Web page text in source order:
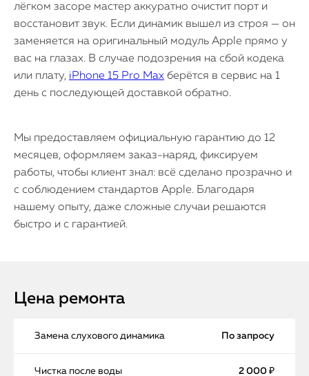
лёгком засоре мастер аккуратно очистит порт и
восстановит звук. Если динамик вышел из строя — он
заменяется на оригинальный модуль Apple прямо у
вас на глазах. В случае подозрения на сбой кодека
или плату, iPhone 15 Pro Max берётся в сервис на 1
день с последующей доставкой обратно.
Мы предоставляем официальную гарантию до 12
месяцев, оформляем заказ-наряд, фиксируем
работы, чтобы клиент знал: всё сделано прозрачно и
с соблюдением стандартов Apple. Благодаря
нашему опыту, даже сложные случаи решаются
быстро и с гарантией.
Цена ремонта
Замена слухового динамика По запросу
Чистка после воды
2 000 ₽